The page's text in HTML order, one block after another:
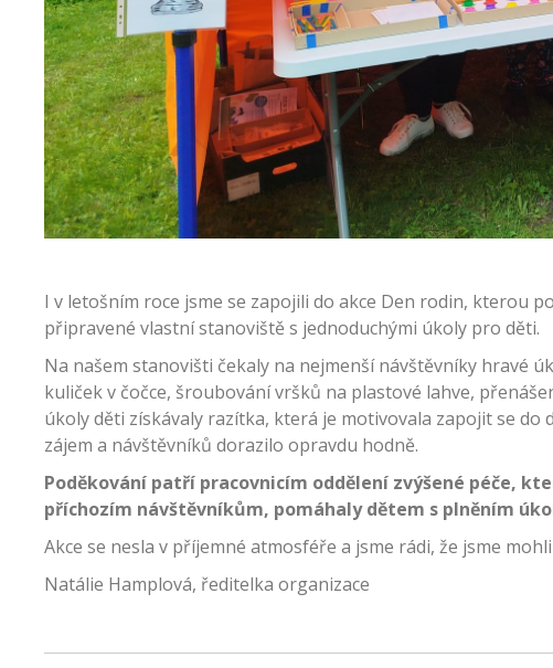
I v letošním roce jsme se zapojili do akce Den rodin, kterou
připravené vlastní stanoviště s jednoduchými úkoly pro děti.
Na našem stanovišti čekaly na nejmenší návštěvníky hravé
kuliček v čočce, šroubování vršků na plastové lahve,
úkoly děti získávaly razítka, která je motivovala zapojit se
zájem a návštěvníků dorazilo opravdu hodně.
Poděkování patří pracovnicím oddělení zvýšené péče,
příchozím návštěvníkům, pomáhaly dětem s plněním
Akce se nesla v příjemné atmosféře a jsme rádi, že jsme
Natálie Hamplová, ředitelka organizace